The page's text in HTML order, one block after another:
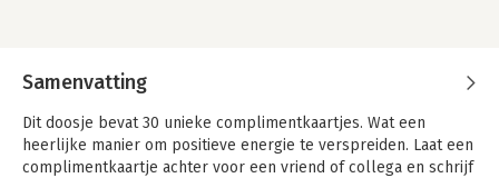
Samenvatting
Dit doosje bevat 30 unieke complimentkaartjes. Wat een
heerlijke manier om positieve energie te verspreiden. Laat een
complimentkaartje achter voor een vriend of collega en schrijf